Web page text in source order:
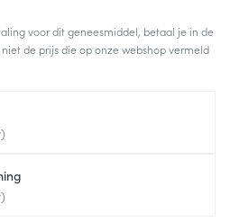
voor dit geneesmiddel, betaal je in de
de prijs die op onze webshop vermeld